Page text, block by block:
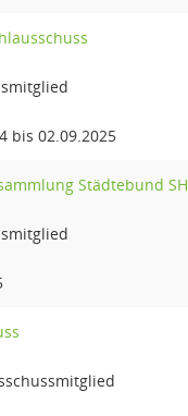
bis 02.09.2025
Städtebund SH